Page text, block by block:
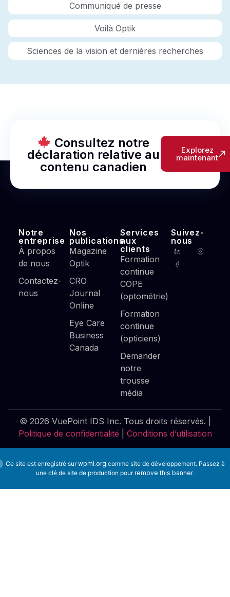
Communiqué de presse
Voilà Optik
Sciences de la vision et dernières recherches
Consultez notre
déclaration relative au
contenu canadien
Explorez
maintenant
Notre
entreprise
À propos
de nous
Contactez-
nous
Nos
publications
Magazine
Optik
CRO
Journal
Online
Eye Care
Business
Canada
Services
aux
clients
Formation
continue
COPE
(optométrie)
Formation
continue
(opticiens)
Demander
notre
trousse
média
Suivez-
nous
© 2026 VuePoint IDS Inc. Tous droits réservés. |
Politique de confidentialité
Conditions d’utilisation
Ce site est enregistré surwpml.org comme site de développement. Passez à
une clé de site de production pourremove this banner.